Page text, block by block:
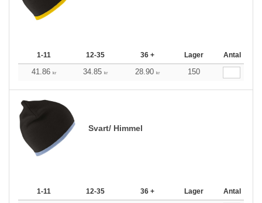
1-11 12-35 36 + Lager Antal
41.86 kr 34.85 kr 28.90 kr 150
Svart/ Himmel
1-11 12-35 36 + Lager Antal